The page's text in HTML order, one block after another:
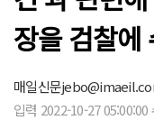
장을 검찰에
매일신문
입력 2022-10-27 05:00:00